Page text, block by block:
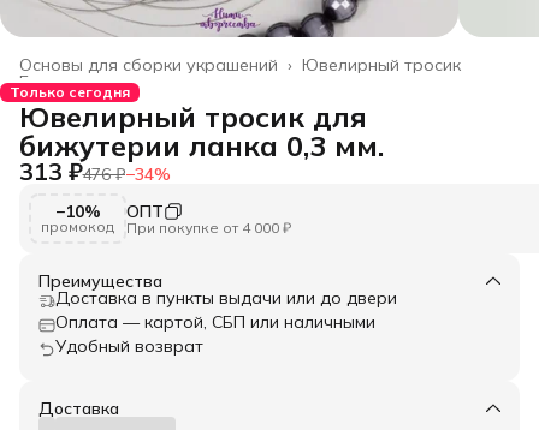
Ювелирный тросик
Основы для сборки украшений ›
Главная ›
Только сегодня
Ювелирный тросик для
бижутерии ланка 0,3 мм.
313 ₽476 ₽−34%
−10%
промокод
ОПТ
При покупке от 4 000 ₽
Преимущества
Доставка в пункты выдачи или до двери
Оплата — картой, СБП или наличными
Удобный возврат
Доставка